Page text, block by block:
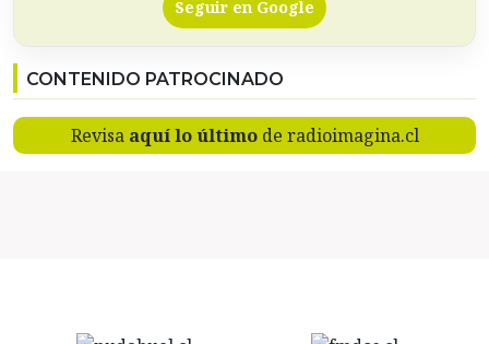
Seguir en Google
CONTENIDO PATROCINADO
Revisa aquí lo últimode radioimagina.cl